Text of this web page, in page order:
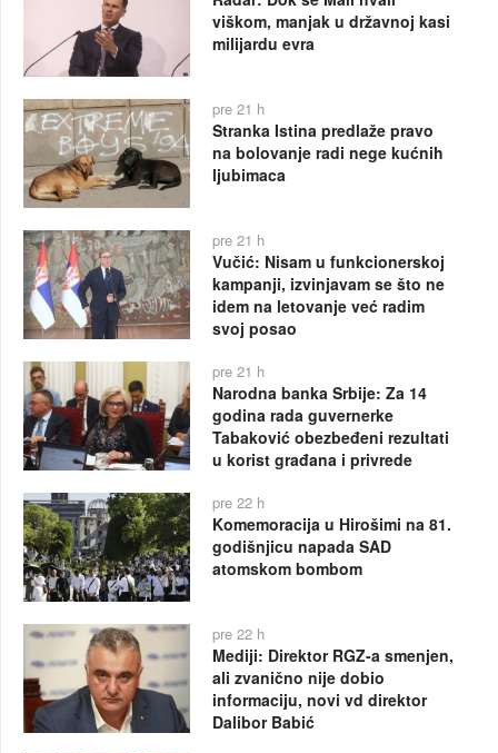
viškom, manjak u državnoj kasi
milijardu evra
pre 21 h
Stranka Istina predlaže pravo
na bolovanje radi nege kućnih
ljubimaca
pre 21 h
Vučić: Nisam u funkcionerskoj
kampanji, izvinjavam se što ne
idem na letovanje već radim
svoj posao
pre 21 h
Narodna banka Srbije: Za 14
godina rada guvernerke
Tabaković obezbeđeni rezultati
u korist građana i privrede
pre 22 h
Komemoracija u Hirošimi na 81.
godišnjicu napada SAD
atomskom bombom
pre 22 h
Mediji: Direktor RGZ-a smenjen,
ali zvanično nije dobio
informaciju, novi vd direktor
Dalibor Babić